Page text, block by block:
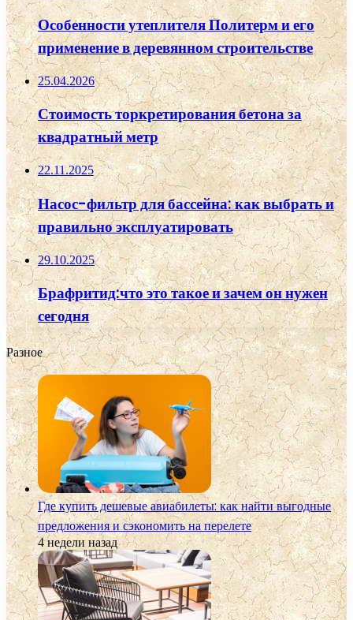
Особенности утеплителя Политерм и его
применение в деревянном строительстве
25.04.2026
Стоимость торкретирования бетона за
квадратный метр
22.11.2025
Насос-фильтр для бассейна: как выбрать и
правильно эксплуатировать
29.10.2025
Брафритид:что это такое и зачем он нужен
сегодня
Разное
Где купить дешевые авиабилеты: как найти выгодные
предложения и сэкономить на перелете
4 недели назад